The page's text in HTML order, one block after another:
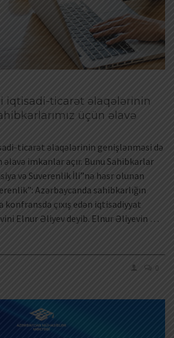
iqtisadi-ticarət əlaqələrinin
üçün əlavə
ticarət əlaqələrinin genişlənməsi də
əlavə imkanlar açır. Bunu Sahibkarlar
və Suverenlik İli”nə həsr olunan
Azərbaycanda sahibkarlığın
konfransda çıxış edən iqtisadiyyat
Elnur Əliyev deyib. Elnur Əliyevin …
0